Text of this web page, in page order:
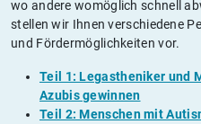
wo andere womöglich schnell
stellen wir Ihnen verschiedene
und Fördermöglichkeiten vor.
Teil 1: Legastheniker und
Azubis gewinnen
Teil 2: Menschen mit